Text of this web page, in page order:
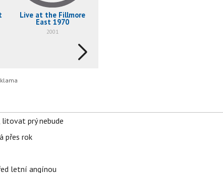
Live at the Fillmore
East 1970
2001
litovat prý nebude
přes rok
letní angínou